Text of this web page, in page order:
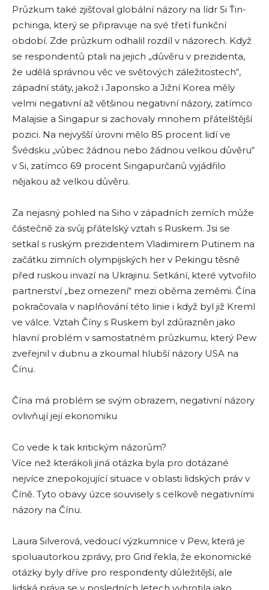
Průzkum také zjišťoval globální názory na lídr Si Ťin-
pchinga, který se připravuje na své třetí funkční
období. Zde průzkum odhalil rozdíl v názorech. Když
se respondentů ptali na jejich „důvěru v prezidenta,
že udělá správnou věc ve světových záležitostech“,
západní státy, jakož i Japonsko a Jižní Korea měly
velmi negativní až většinou negativní názory, zatímco
Malajsie a Singapur si zachovaly mnohem přátelštější
pozici. Na nejvyšší úrovni mělo 85 procent lidí ve
Švédsku „vůbec žádnou nebo žádnou velkou důvěru“
v Si, zatímco 69 procent Singapurčanů vyjádřilo
nějakou až velkou důvěru.
Za nejasný pohled na Siho v západních zemích může
částečně za svůj přátelský vztah s Ruskem. Jsi se
setkal s ruským prezidentem Vladimirem Putinem na
začátku zimních olympijských her v Pekingu těsně
před ruskou invazí na Ukrajinu. Setkání, které vytvořilo
partnerství „bez omezení“ mezi oběma zeměmi. Čína
pokračovala v naplňování této linie i když byl již Kreml
ve válce. Vztah Číny s Ruskem byl zdůrazněn jako
hlavní problém v samostatném průzkumu, který Pew
zveřejnil v dubnu a zkoumal hlubší názory USA na
Čínu.
Čína má problém se svým obrazem, negativní názory
ovlivňují její ekonomiku
Co vede k tak kritickým názorům?
Více než kterákoli jiná otázka byla pro dotázané
nejvíce znepokojující situace v oblasti lidských práv v
Číně. Tyto obavy úzce souvisely s celkově negativními
názory na Čínu.
Laura Silverová, vedoucí výzkumnice v Pew, která je
spoluautorkou zprávy, pro Grid řekla, že ekonomické
otázky byly dříve pro respondenty důležitější, ale